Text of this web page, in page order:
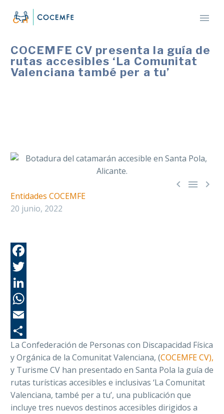
COCEMFE CV presenta la guía de
rutas accesibles ‘La Comunitat
Valenciana també per a tu’
  
Entidades COCEMFE
20 junio, 2022
La Confederación de Personas con Discapacidad Física
y Orgánica de la Comunitat Valenciana, (COCEMFE CV),
y Turisme CV han presentado en Santa Pola la guía de
rutas turísticas accesibles e inclusivas ‘La Comunitat
Valenciana, també per a tu’, una publicación que
incluye tres nuevos destinos accesibles dirigidos a